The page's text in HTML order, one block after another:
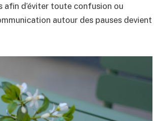
afin d’éviter toute confusion ou
autour des pauses devient